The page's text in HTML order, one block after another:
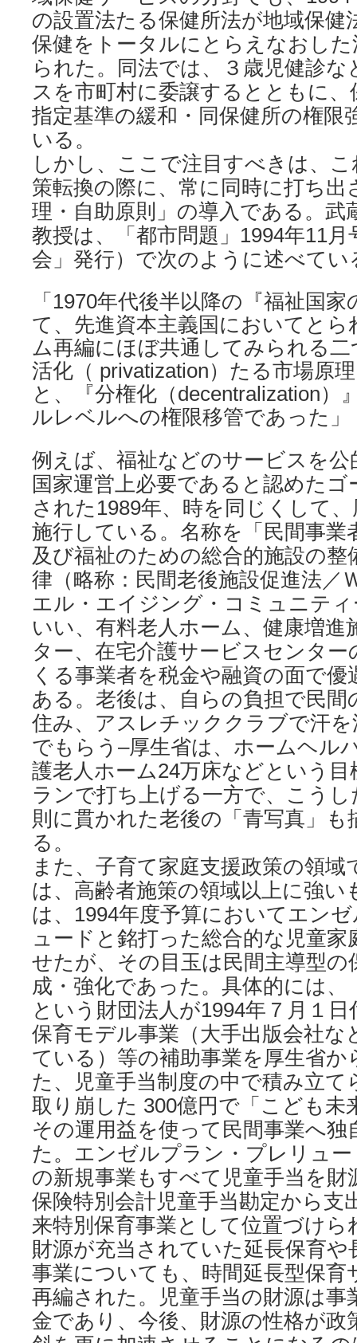
の設置法たる保健所法が地域保健
保健をトータルにとらえなおし
られた。同法では、３歳児健診
スを市町村に委譲するとともに
指定基準の緩和・同保健所の権限
いる。
しかし、ここで注目すべきは、
策転換の際に、常に同時に打ち出
理・自助原則」の導入である。武
教授は、「都市問題」1994年11
会」発行）で次のように述べてい
「1970年代後半以降の『福祉国
て、先進資本主義国においてと
ム再編にほぼ共通してみられる
活化（ privatization）たる市場原
と、『分権化（decentralization）
ルレベルへの権限移管であった」
例えば、福祉などのサービスを
国家運営上必要であると認めた
された1989年、時を同じくして
施行している。名称を「民間事業
及び福祉のための総合的施設の整
律（略称：民間老後施設促進法／
エル・エイジング・コミュニテ
いい、有料老人ホーム、健康増進
ター、在宅介護サービスセンタ
くる事業者を税金や融資の面で
ある。老後は、自らの負担で民間
住み、アスレチッククラブで汗
でもらう–厚生省は、ホームヘル
護老人ホーム24万床などという
ランで打ち上げる一方で、こう
則に貫かれた老後の「青写真」
る。
また、子育て家庭支援政策の領域
は、高齢者施策の領域以上に強い
は、1994年度予算においてエン
ュードと銘打った総合的な児童
せたが、その目玉は民間主導型の
成・強化であった。具体的には、
という財団法人が1994年７月１
保育モデル事業（大手出版会社な
ている）等の補助事業を厚生省
た、児童手当制度の中で積み立て
取り崩した 300億円で「こども未
その運用益を使って民間事業へ独
た。エンゼルプラン・プレリュ
の新規事業もすべて児童手当を財
保険特別会計児童手当勘定から支
来特別保育事業として位置づけら
財源が充当されていた延長保育や
事業についても、時間延長型保育
再編された。児童手当の財源は事
金であり、今後、財源の性格が政